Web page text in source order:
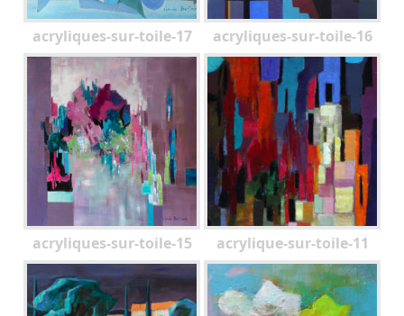
acryliques-sur-toile-17 acryliques-sur-toile-16
acryliques-sur-toile-15 acrylique-sur-toile-11